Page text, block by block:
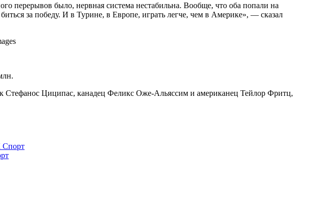
перерывов было, нервная система нестабильна. Вообще, что оба попали на
за победу. И в Турине, в Европе, играть легче, чем в Америке», — сказал
Стефанос Циципас, канадец Феликс Оже-Альяссим и американец Тейлор Фритц,
Спорт